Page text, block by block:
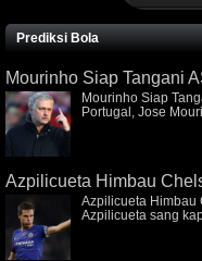
Prediksi Bola
Mourinho Siap Tangani
Mourinho Siap
Portugal, Jose
Azpilicueta Himbau
Azpilicueta Himbau
Azpilicueta sang